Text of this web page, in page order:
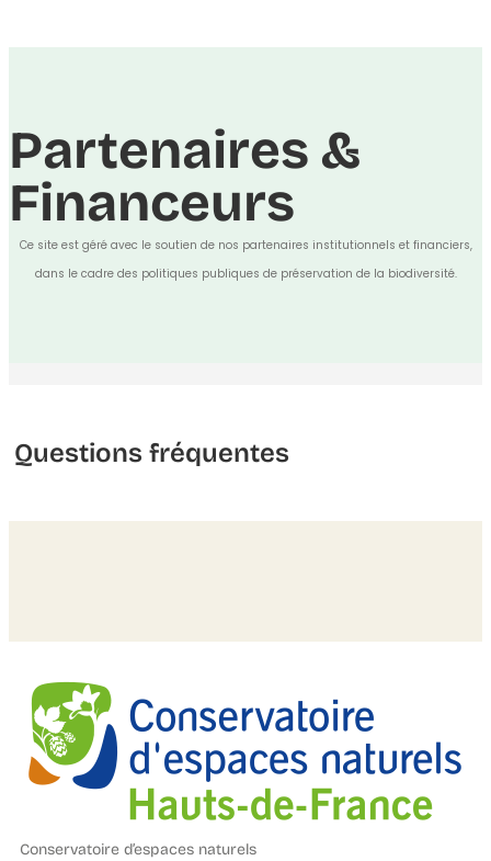
Partenaires &
Financeurs
Ce site est géré avec le soutien de nos partenaires institutionnels et financiers,
dans le cadre des politiques publiques de préservation de la biodiversité.
Questions fréquentes
Conservatoire d’espaces naturels